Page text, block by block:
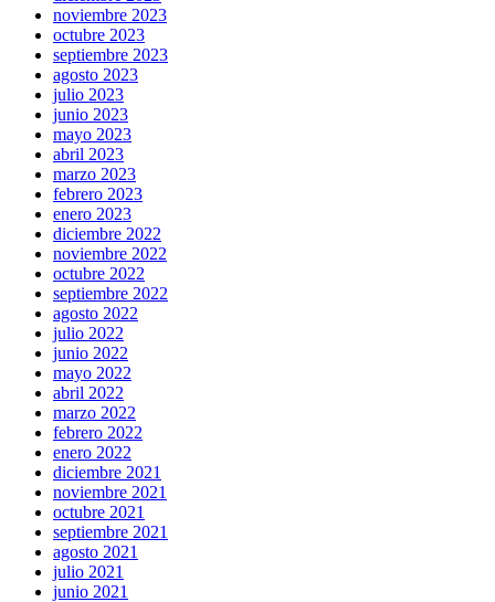
noviembre 2023
octubre 2023
septiembre 2023
agosto 2023
julio 2023
junio 2023
mayo 2023
abril 2023
marzo 2023
febrero 2023
enero 2023
diciembre 2022
noviembre 2022
octubre 2022
septiembre 2022
agosto 2022
julio 2022
junio 2022
mayo 2022
abril 2022
marzo 2022
febrero 2022
enero 2022
diciembre 2021
noviembre 2021
octubre 2021
septiembre 2021
agosto 2021
julio 2021
junio 2021